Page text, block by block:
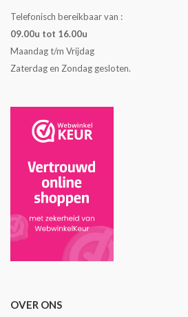
Telefonisch bereikbaar van :
09.00u tot 16.00u
Maandag t/m Vrijdag
Zaterdag en Zondag gesloten.
OVER ONS